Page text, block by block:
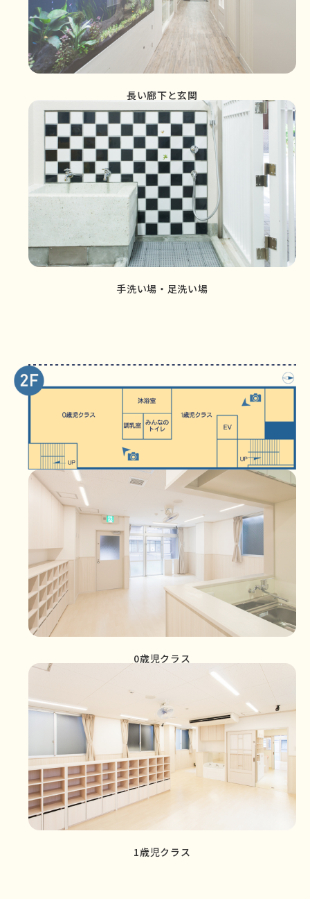
長い廊下と玄関
手洗い場・足洗い場
0歳児クラス
1歳児クラス